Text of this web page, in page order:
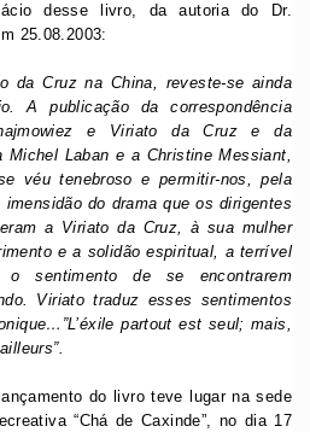
desse livro, da autoria do Dr.
25.08.2003:
da Cruz na China, reveste-se ainda
A publicação da correspondência
e Viriato da Cruz e da
Michel Laban e a Christine Messiant,
véu tenebroso e permitir-nos, pela
do drama que os dirigentes
a Viriato da Cruz, à sua mulher
e a solidão espiritual, a terrível
sentimento de se encontrarem
Viriato traduz esses sentimentos
partout est seul; mais,
do livro teve lugar na sede
“Chá de Caxinde”, no dia 17